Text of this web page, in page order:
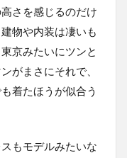
さを感じるのだけ
物や内装は凄いも
京みたいにツンと
がまさにそれで、
着たほうが似合う
もモデルみたいな